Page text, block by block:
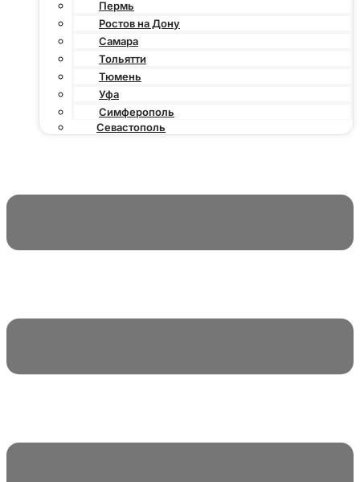
Пермь
Ростов на Дону
Самара
Тольятти
Тюмень
Уфа
Симферополь
Севастополь